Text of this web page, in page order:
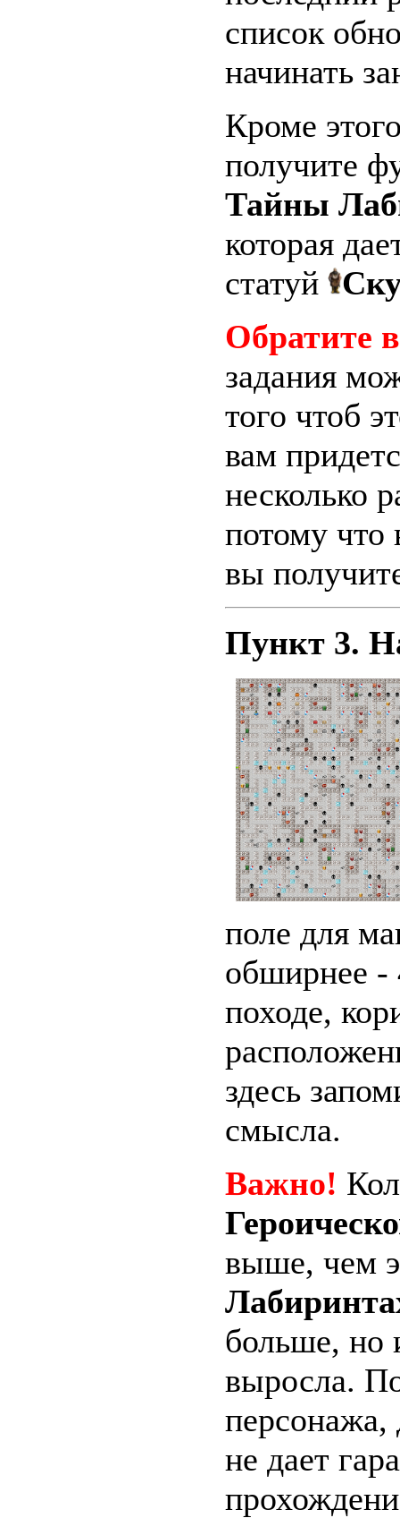
список
начинать
Кроме
получите
Тайны
которая
статуй
Обратите
задания
того чтоб
вам
несколько
потому что
вы
Пункт 3.
поле для
обширнее -
походе,
здесь
смысла.
Важно!
выше, чем
больше, но
выросла.
персонажа,
не дает